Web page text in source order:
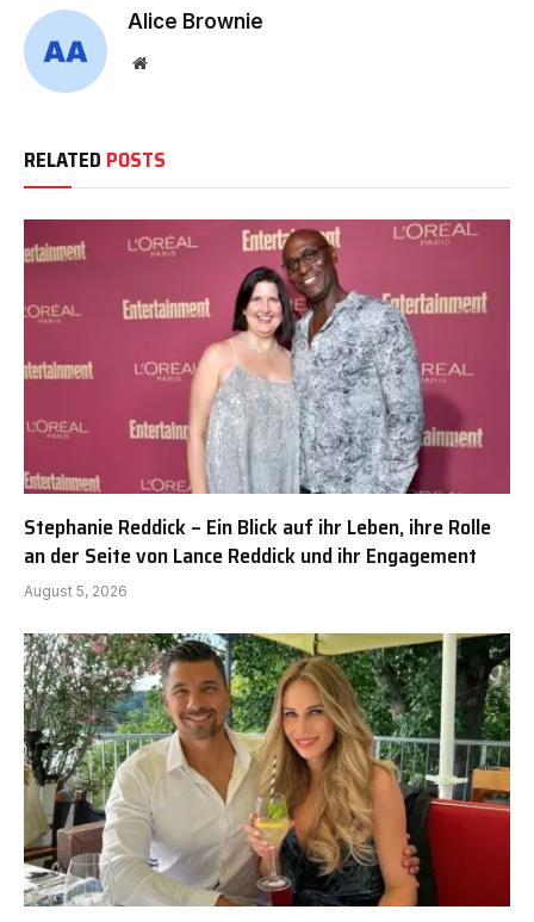
Alice Brownie
Website
RELATED POSTS
Stephanie Reddick – Ein Blick auf ihr Leben, ihre Rolle
an der Seite von Lance Reddick und ihr Engagement
August 5, 2026